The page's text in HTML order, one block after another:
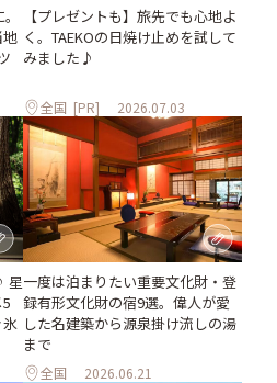
【プレゼントも】旅先でも心地よ
く。TAEKOの日焼け止めを試して
みました♪
全国 [PR] 2026.07.03
星一度は泊まりたい重要文化財・登
録有形文化財の宿9選。偉人が愛
した名建築から源泉掛け流しの湯
まで
全国 2026.06.21